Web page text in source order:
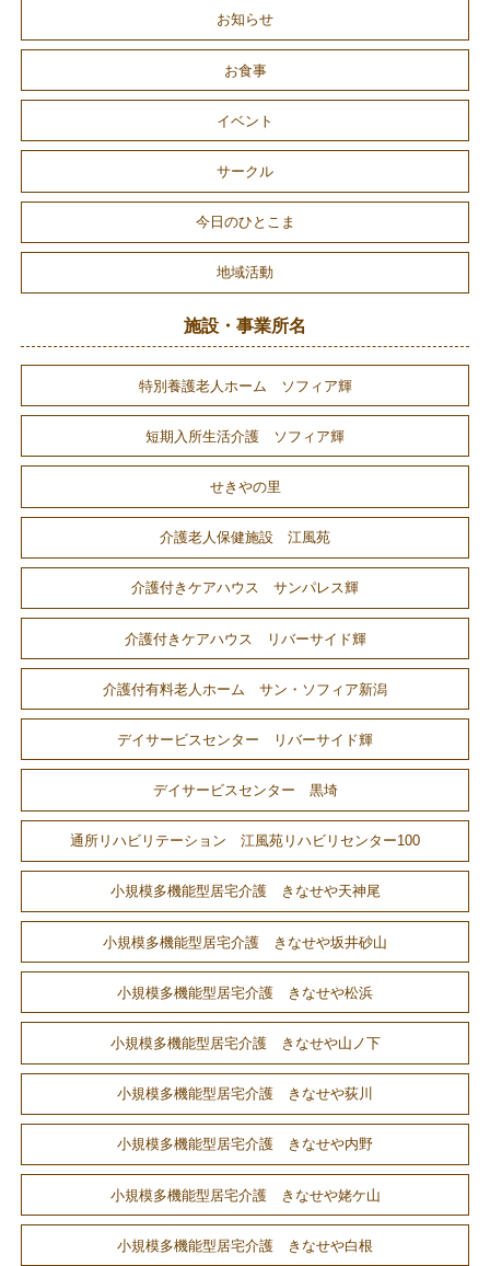
お知らせ
お食事
イベント
サークル
今日のひとこま
地域活動
施設・事業所名
特別養護老人ホーム ソフィア輝
短期入所生活介護 ソフィア輝
せきやの里
介護老人保健施設 江風苑
介護付きケアハウス サンパレス輝
介護付きケアハウス リバーサイド輝
介護付有料老人ホーム サン・ソフィア新潟
デイサービスセンター リバーサイド輝
デイサービスセンター 黒埼
通所リハビリテーション 江風苑リハビリセンター100
小規模多機能型居宅介護 きなせや天神尾
小規模多機能型居宅介護 きなせや坂井砂山
小規模多機能型居宅介護 きなせや松浜
小規模多機能型居宅介護 きなせや山ノ下
小規模多機能型居宅介護 きなせや荻川
小規模多機能型居宅介護 きなせや内野
小規模多機能型居宅介護 きなせや姥ケ山
小規模多機能型居宅介護 きなせや白根